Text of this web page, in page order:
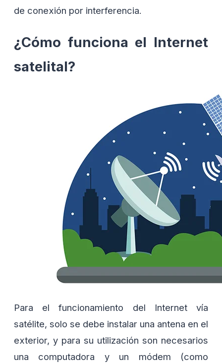
de conexión por interferencia.
¿Cómo funciona el Internet
satelital?
Para el funcionamiento del Internet vía
satélite, solo se debe instalar una antena en el
exterior, y para su utilización son necesarios
una computadora y un módem (como